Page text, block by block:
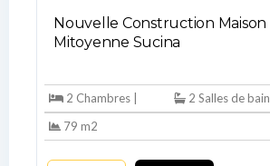
Nouvelle Construction Maison
Mitoyenne Sucina
2 Chambres |
2 Salles de bain
79 m2